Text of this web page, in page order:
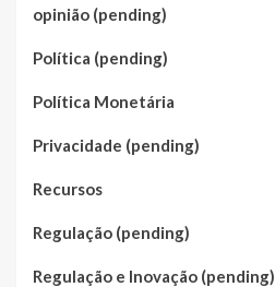
opinião (pending)
Política (pending)
Política Monetária
Privacidade (pending)
Recursos
Regulação (pending)
Regulação e Inovação (pending)